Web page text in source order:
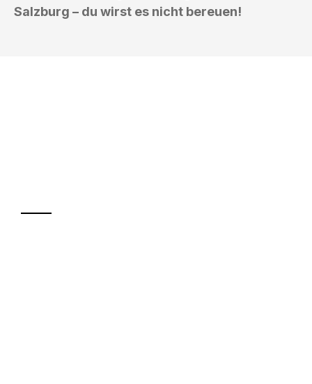
Salzburg – du wirst es nicht bereuen!